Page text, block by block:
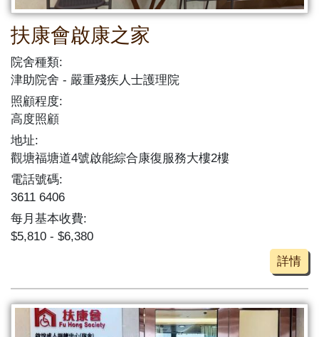
扶康會啟康之家
院舍種類:
津助院舍
嚴重殘疾人士護理院
照顧程度:
高度照顧
地址:
觀塘福塘道4號啟能綜合康復服務大樓2樓
電話號碼:
3611 6406
每月基本收費:
$5,810 - $6,380
詳情